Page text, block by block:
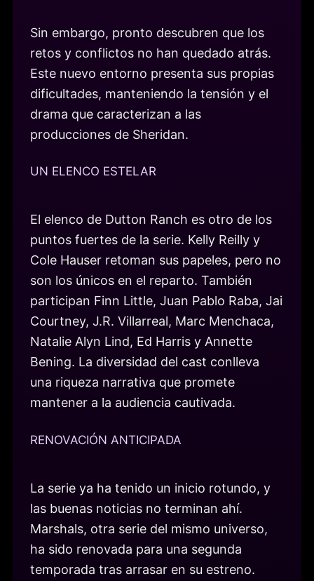
Sin embargo, pronto descubren que los
retos y conflictos no han quedado atrás.
Este nuevo entorno presenta sus propias
dificultades, manteniendo la tensión y el
drama que caracterizan a las
producciones de Sheridan.
UN ELENCO ESTELAR
El elenco de Dutton Ranch es otro de los
puntos fuertes de la serie. Kelly Reilly y
Cole Hauser retoman sus papeles, pero no
son los únicos en el reparto. También
participan Finn Little, Juan Pablo Raba, Jai
Courtney, J.R. Villarreal, Marc Menchaca,
Natalie Alyn Lind, Ed Harris y Annette
Bening. La diversidad del cast conlleva
una riqueza narrativa que promete
mantener a la audiencia cautivada.
RENOVACIÓN ANTICIPADA
La serie ya ha tenido un inicio rotundo, y
las buenas noticias no terminan ahí.
Marshals, otra serie del mismo universo,
ha sido renovada para una segunda
temporada tras arrasar en su estreno.